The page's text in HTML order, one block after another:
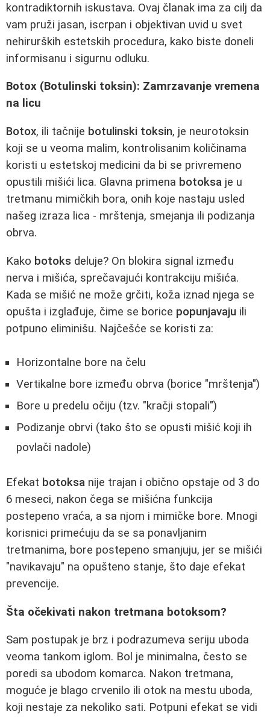
kontradiktornih iskustava. Ovaj članak ima za cilj da
vam pruži jasan, iscrpan i objektivan uvid u svet
nehirurških estetskih procedura, kako biste doneli
informisanu i sigurnu odluku.
Botox (Botulinski toksin): Zamrzavanje vremena
na licu
Botox, ili tačnije botulinski toksin, je neurotoksin
koji se u veoma malim, kontrolisanim količinama
koristi u estetskoj medicini da bi se privremeno
opustili mišići lica. Glavna primena botoksa je u
tretmanu mimičkih bora, onih koje nastaju usled
našeg izraza lica - mrštenja, smejanja ili podizanja
obrva.
Kako botoks deluje? On blokira signal između
nerva i mišića, sprečavajući kontrakciju mišića.
Kada se mišić ne može grčiti, koža iznad njega se
opušta i izglađuje, čime se borice popunjavaju ili
potpuno eliminišu. Najčešće se koristi za:
Horizontalne bore na čelu
Vertikalne bore između obrva (borice "mrštenja")
Bore u predelu očiju (tzv. "kračji stopali")
Podizanje obrvi (tako što se opusti mišić koji ih
povlači nadole)
Efekat botoksa nije trajan i obično opstaje od 3 do
6 meseci, nakon čega se mišićna funkcija
postepeno vraća, a sa njom i mimičke bore. Mnogi
korisnici primećuju da se sa ponavljanim
tretmanima, bore postepeno smanjuju, jer se mišići
"navikavaju" na opušteno stanje, što daje efekat
prevencije.
Šta očekivati nakon tretmana botoksom?
Sam postupak je brz i podrazumeva seriju uboda
veoma tankom iglom. Bol je minimalna, često se
poredi sa ubodom komarca. Nakon tretmana,
moguće je blago crvenilo ili otok na mestu uboda,
koji nestaje za nekoliko sati. Potpuni efekat se vidi